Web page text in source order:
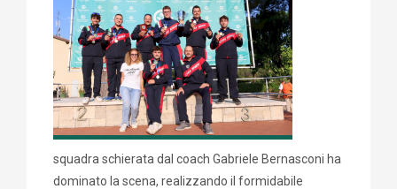
squadra schierata dal coach Gabriele Bernasconi ha
dominato la scena, realizzando il formidabile